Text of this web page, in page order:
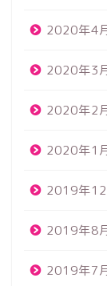
2020年4
2020年3
2020年2
2020年1
2019年
2019年8
2019年7